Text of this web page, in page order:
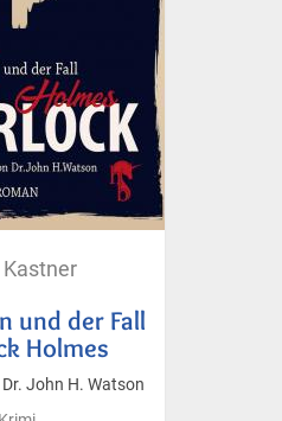
und der Fall
Holmes
John H. Watson